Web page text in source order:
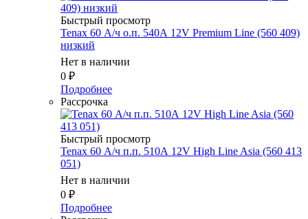
Быстрый просмотр
Tenax 60 А/ч о.п. 540А 12V Premium Line (560 409)
низкий
Нет в наличии
0 ₽
Подробнее
Рассрочка
Быстрый просмотр
Tenax 60 А/ч п.п. 510А 12V High Line Asia (560 413
051)
Нет в наличии
0 ₽
Подробнее